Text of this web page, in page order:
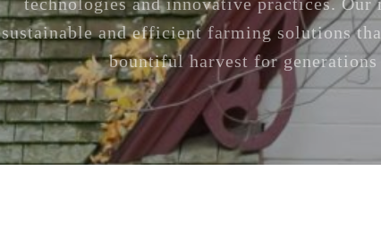
sustainable and efficient farming solutions
bountiful harvest for generations